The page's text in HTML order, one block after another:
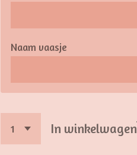
Naam vaasje
In winkelwagen